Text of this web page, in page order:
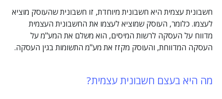
חשבונית עצמית היא חשבונית מיוחדת, זו חשבונית שהעוסק מוציא
לעצמו. כלומר, העוסק שמוציא לעצמו את החשבונית העצמית
מדווח על העסקה לרשות המיסים, הוא משלם את המע"מ על
העסקה המדווחת, והעוסק מקזז את מע"מ התשומות בגין העסקה.
מה היא בעצם חשבונית עצמית?